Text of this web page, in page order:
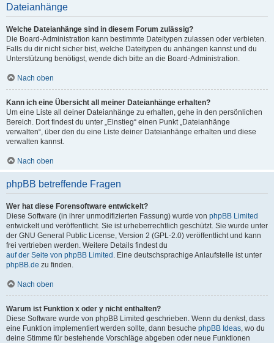
Dateianhänge
Welche Dateianhänge sind in diesem Forum zulässig?
Die Board-Administration kann bestimmte Dateitypen zulassen oder verbieten.
Falls du dir nicht sicher bist, welche Dateitypen du anhängen kannst und du
Unterstützung benötigst, wende dich bitte an die Board-Administration.
Nach oben
Kann ich eine Übersicht all meiner Dateianhänge erhalten?
Um eine Liste all deiner Dateianhänge zu erhalten, gehe in den persönlichen
Bereich. Dort findest du unter „Einstieg“ einen Punkt „Dateianhänge
verwalten“, über den du eine Liste deiner Dateianhänge erhalten und diese
verwalten kannst.
Nach oben
phpBB betreffende Fragen
Wer hat diese Forensoftware entwickelt?
Diese Software (in ihrer unmodifizierten Fassung) wurde von phpBB Limited
entwickelt und veröffentlicht. Sie ist urheberrechtlich geschützt. Sie wurde unter
der GNU General Public License, Version 2 (GPL-2.0) veröffentlicht und kann
frei vertrieben werden. Weitere Details findest du
auf der Seite von phpBB Limited . Eine deutschsprachige Anlaufstelle ist unter
phpBB.de zu finden.
Nach oben
Warum ist Funktion x oder y nicht enthalten?
Diese Software wurde von phpBB Limited geschrieben. Wenn du denkst, dass
eine Funktion implementiert werden sollte, dann besuche phpBB Ideas, wo du
deine Stimme für bestehende Vorschläge abgeben oder neue Funktionen